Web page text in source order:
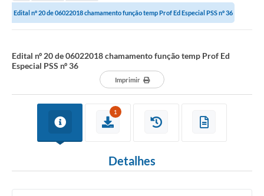
Edital nº 20 de 06022018 chamamento função temp Prof Ed Especial PSS nº 36
Edital nº 20 de 06022018 chamamento função temp Prof Ed
Especial PSS nº 36
Imprimir
1
Detalhes